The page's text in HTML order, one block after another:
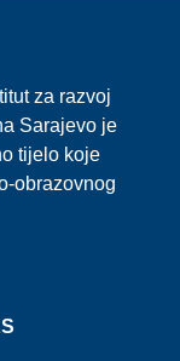
za razvoj
Sarajevo je
tijelo koje
obrazovnog